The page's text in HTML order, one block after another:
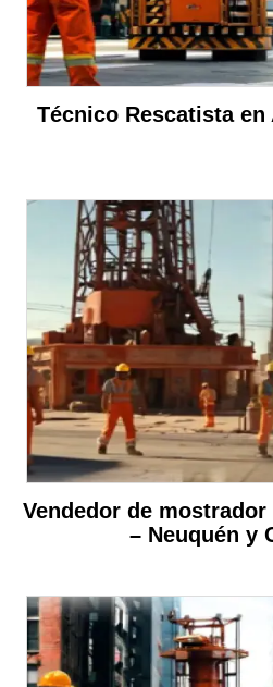
Técnico Rescatista en
Vendedor de
– Neuquén y